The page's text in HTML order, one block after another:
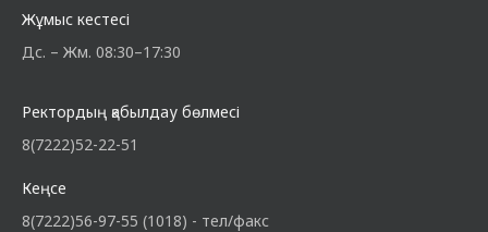
Жұмыс кестесі
Дс. – Жм. 08:30–17:30
Ректордың қабылдау бөлмесі
8(7222)52-22-51
Кеңсе
8(7222)56-97-55 (1018) - тел/факс